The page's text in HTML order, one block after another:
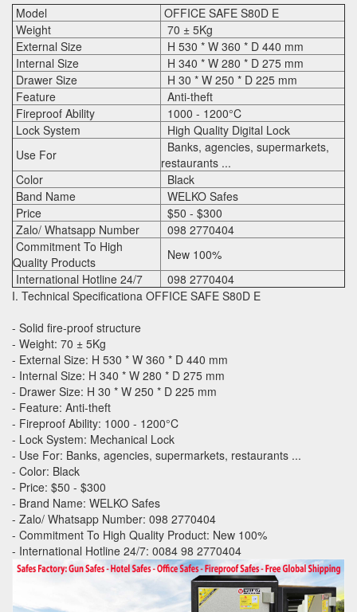
Model
OFFICE SAFE S80D E
Weight
70 ± 5Kg
External Size
H 530 * W 360 * D 440 mm
Internal Size
H 340 * W 280 * D 275 mm
Drawer Size
H 30 * W 250 * D 225 mm
Feature
Anti-theft
Fireproof Ability
1000 - 1200°C
Lock System
High Quality Digital Lock
Use For
Banks, agencies, supermarkets,
restaurants ...
Color
Black
Band Name
WELKO Safes
Price
$50 - $300
Zalo/ Whatsapp Number
098 2770404
Commitment To High
Quality Products
New 100%
International Hotline 24/7
098 2770404
I. Technical Specificationa OFFICE SAFE S80D E
- Solid fire-proof structure
- Weight: 70 ± 5Kg
- External Size: H 530 * W 360 * D 440 mm
- Internal Size: H 340 * W 280 * D 275 mm
- Drawer Size: H 30 * W 250 * D 225 mm
- Feature: Anti-theft
- Fireproof Ability: 1000 - 1200°C
- Lock System: Mechanical Lock
- Use For: Banks, agencies, supermarkets, restaurants ...
- Color: Black
- Price: $50 - $300
- Brand Name: WELKO Safes
- Zalo/ Whatsapp Number: 098 2770404
- Commitment To High Quality Product: New 100%
- International Hotline 24/7: 0084 98 2770404